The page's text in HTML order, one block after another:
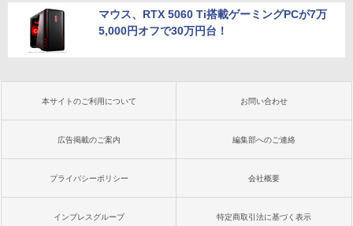
マウス、RTX 5060 Ti搭載ゲーミングPCが7万
5,000円オフで30万円台！
本サイトのご利用について お問い合わせ
広告掲載のご案内 編集部へのご連絡
プライバシーポリシー 会社概要
インプレスグループ 特定商取引法に基づく表示